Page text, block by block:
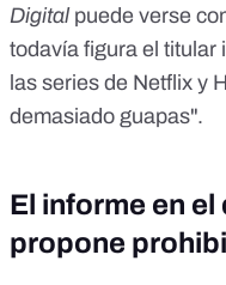
Digitalpuede verse
todavía figura el titular
las series de Netflix y
demasiado guapas".
El informe en el
propone